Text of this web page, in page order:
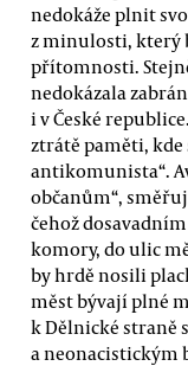
nedokáže plnit
z minulosti, který
přítomnosti.
nedokázala
i v České
ztrátě paměti,
antikomunista“.
občanům“,
čehož
komory, do ulic
by hrdě nosili
měst bývají plné
k Dělnické straně
a neonacistickým